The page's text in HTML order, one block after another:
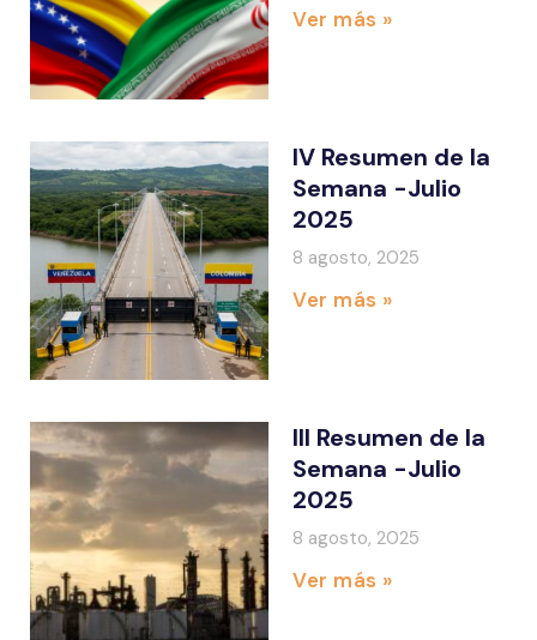
Ver más »
IV Resumen de la
Semana -Julio
2025
8 agosto, 2025
Ver más »
III Resumen de la
Semana -Julio
2025
8 agosto, 2025
Ver más »